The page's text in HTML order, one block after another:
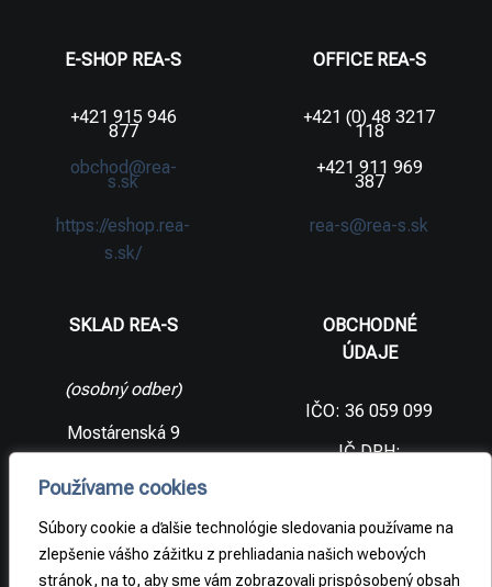
Používame cookies
Súbory cookie a ďalšie technológie sledovania používame na
zlepšenie vášho zážitku z prehliadania našich webových
stránok, na to, aby sme vám zobrazovali prispôsobený obsah
E-SHOP REA-S
+421 915 946
877
obchod@rea-
s.sk
https://eshop.rea-
s.sk/
OFFICE REA-S
+421 (0) 48 3217
118
+421 911 969
387
rea-s@rea-s.sk
SKLAD REA-S
(osobný odber)
Mostárenská 9
republika
OBCHODNÉ
ÚDAJE
IČO: 36 059 099
IČ DPH:
2021733065